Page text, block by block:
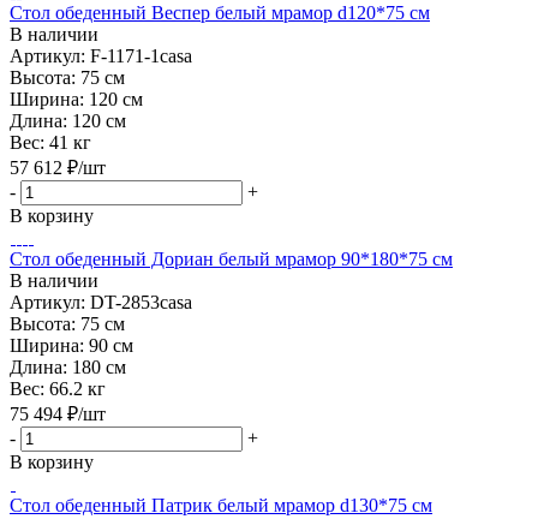
Стол обеденный Веспер белый мрамор d120*75 см
В наличии
Артикул: F-1171-1casa
Высота: 75 см
Ширина: 120 см
Длина: 120 см
Вес: 41 кг
57 612 ₽/шт
-
+
В корзину
Стол обеденный Дориан белый мрамор 90*180*75 см
В наличии
Артикул: DT-2853casa
Высота: 75 см
Ширина: 90 см
Длина: 180 см
Вес: 66.2 кг
75 494 ₽/шт
-
+
В корзину
Стол обеденный Патрик белый мрамор d130*75 см